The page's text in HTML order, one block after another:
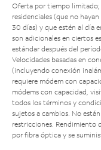
Oferta por tiempo limitado;
residenciales (que no
30 días) y que estén al día
son adicionales en ciertos
estándar después del
Velocidades basadas en
(incluyendo conexión
requiere módem con
módems con capacidad,
todos los términos y
sujetos a cambios. No
restricciones. Rendimiento
por fibra óptica y se